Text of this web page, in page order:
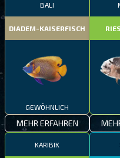
BALI
DIADEM-KAISERFISCH
GEWÖHNLICH
MEHR ERFAHREN
KARIBIK